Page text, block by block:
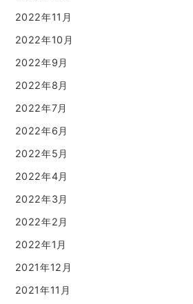
2022年11月
2022年10月
2022年9月
2022年8月
2022年7月
2022年6月
2022年5月
2022年4月
2022年3月
2022年2月
2022年1月
2021年12月
2021年11月